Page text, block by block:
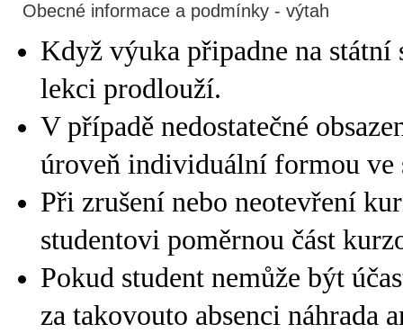
Obecné informace a podmínky - výtah
Když výuka připadne na státní
lekci prodlouží.
V případě nedostatečné
úroveň individuální formou ve
Při zrušení nebo neotevření
studentovi poměrnou část
Pokud student nemůže být
za takovouto absenci náhrada